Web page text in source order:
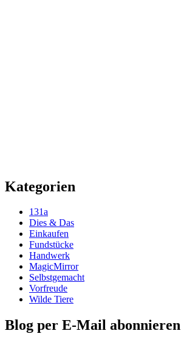
Kategorien
131a
Dies & Das
Einkaufen
Fundstücke
Handwerk
MagicMirror
Selbstgemacht
Vorfreude
Wilde Tiere
Blog per E-Mail abonnieren